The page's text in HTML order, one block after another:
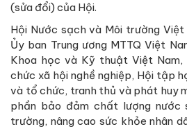
(sửa đổi) của Hội.
Hội Nước sạch và Môi trường
Ủy ban Trung ương MTTQ Việt
Khoa học và Kỹ thuật Việt
chức xã hội nghề nghiệp, Hội tập
và tổ chức, tranh thủ và phát huy
phần bảo đảm chất lượng nước
trường, nâng cao sức khỏe nhân